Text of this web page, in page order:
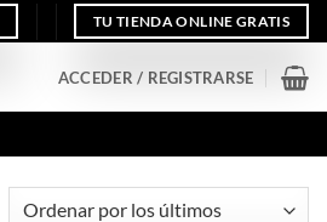
TU TIENDA ONLINE GRATIS
ACCEDER / REGISTRARSE